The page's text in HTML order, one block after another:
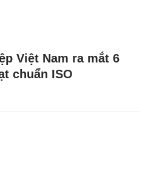
Việt Nam ra mắt 6
chuẩn ISO